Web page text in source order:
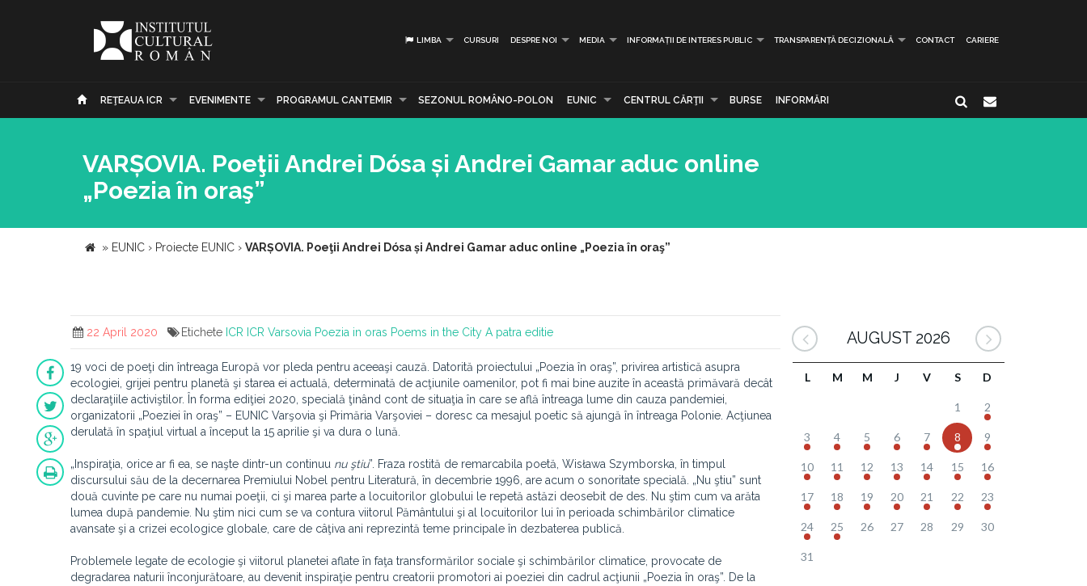
LIMBA CURSURI DESPRE NOI MEDIA INFORMAȚII DE INTERES PUBLIC TRANSPARENȚĂ DECIZIONALĂ CONTACT CARIERE
REŢEAUA ICR EVENIMENTE PROGRAMUL CANTEMIR SEZONUL ROMÂNO-POLON EUNIC CENTRUL CĂRŢII BURSE INFORMĂRI
VARȘOVIA. Poeţii Andrei Dósa și Andrei Gamar aduc online
„Poezia în oraş”
» EUNIC › Proiecte EUNIC › VARȘOVIA. Poeţii Andrei Dósa și Andrei Gamar aduc online „Poezia în oraş”
22 April 2020 Etichete ICR ICR Varsovia Poezia in oras Poems in the City A patra editie
19 voci de poeţi din întreaga Europă vor pleda pentru aceeaşi cauză. Datorită proiectului „Poezia în oraş”, privirea artistică asupra
ecologiei, grijei pentru planetă şi starea ei actuală, determinată de acţiunile oamenilor, pot fi mai bine auzite în această primăvară decât
declaraţiile activiştilor. În forma ediţiei 2020, specială ţinând cont de situaţia în care se află întreaga lume din cauza pandemiei,
organizatorii „Poeziei în oraş” – EUNIC Varşovia şi Primăria Varşoviei – doresc ca mesajul poetic să ajungă în întreaga Polonie. Acţiunea
derulată în spaţiul virtual a început la 15 aprilie şi va dura o lună.
„Inspiraţia, orice ar fi ea, se naşte dintr-un continuu nu ştiu”. Fraza rostită de remarcabila poetă, Wisława Szymborska, în timpul
discursului său de la decernarea Premiului Nobel pentru Literatură, în decembrie 1996, are acum o sonoritate specială. „Nu ştiu” sunt
două cuvinte pe care nu numai poeţii, ci şi marea parte a locuitorilor globului le repetă astăzi deosebit de des. Nu ştim cum va arăta
lumea după pandemie. Nu ştim nici cum se va contura viitorul Pământului şi al locuitorilor lui în perioada schimbărilor climatice
avansate şi a crizei ecologice globale, care de câţiva ani reprezintă teme principale în dezbaterea publică.
Problemele legate de ecologie şi viitorul planetei aflate în faţa transformărilor sociale şi schimbărilor climatice, provocate de
degradarea naturii înconjurătoare, au devenit inspiraţie pentru creatorii promotori ai poeziei din cadrul acţiunii „Poezia în oraş”. De la
AUGUST 2026
L M M J V S D
1 2
3 4 5 6 7 8 9
10 11 12 13 14 15 16
17 18 19 20 21 22 23
24 25 26 27 28 29 30
31